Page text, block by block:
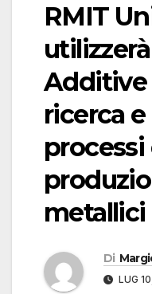
RMIT
Additive
ricerca
processi
metallici
Di
LUG